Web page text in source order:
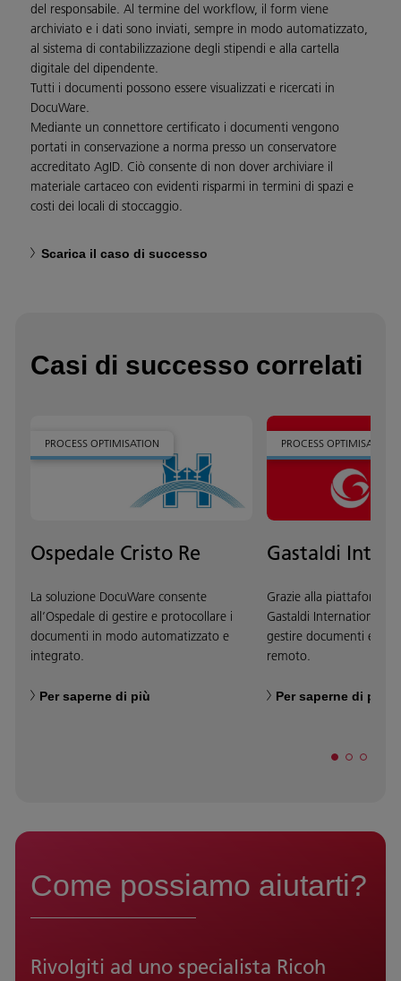
del responsabile. Al termine del workflow, il form viene
archiviato e i dati sono inviati, sempre in modo automatizzato,
al sistema di contabilizzazione degli stipendi e alla cartella
digitale del dipendente.
Tutti i documenti possono essere visualizzati e ricercati in
DocuWare.
Mediante un connettore certificato i documenti vengono
portati in conservazione a norma presso un conservatore
accreditato AgID. Ciò consente di non dover archiviare il
materiale cartaceo con evidenti risparmi in termini di spazi e
costi dei locali di stoccaggio.
Scarica il caso di successo
Casi di successo correlati
PROCESS OPTIMISATION
Ospedale Cristo Re
La soluzione DocuWare consente
all’Ospedale di gestire e protocollare i
documenti in modo automatizzato e
integrato.
Per saperne di più
PROCESS OPTIMISATION
Gastaldi
Grazie alla piattaforma
Gastaldi International è
gestire documenti e
remoto.
Per saperne di più
Come possiamo aiutarti?
Rivolgiti ad uno specialista Ricoh